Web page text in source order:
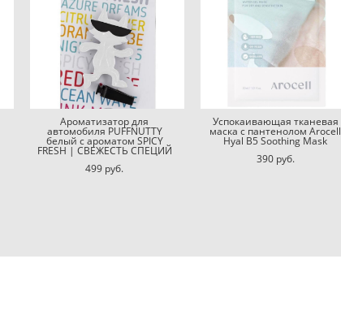
Ароматизатор для
автомобиля PUFFNUTTY
белый с ароматом SPICY
FRESH | СВЕЖЕСТЬ СПЕЦИЙ
499 pуб.
Успокаивающая тканевая
маска с пантенолом Arocell
Hyal B5 Soothing Mask
390 pуб.